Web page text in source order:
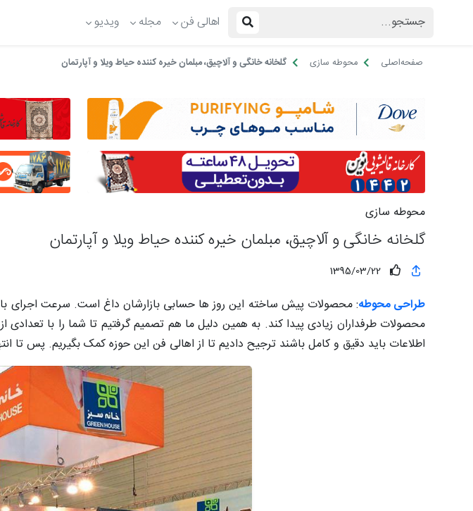
اهالی فن مجله ویدیو
صفحه‌اصلی محوطه سازی گلخانه خانگی و آلاچیق، مبلمان خیره کننده حیاط ویلا و آپارتمان
محوطه سازی
گلخانه خانگی و آلاچیق، مبلمان خیره کننده حیاط ویلا و آپارتمان
1395/03/22
طراحی محوطه: محصولات پیش ساخته این روز ها حسابی بازارشان داغ است. سرعت اجرای
محصولات طرفداران زیادی پیدا کند. به همین دلیل ما هم تصمیم گرفتیم تا شما را با تعدادی
اطلاعات باید دقیق و کامل باشند ترجیح دادیم تا از اهالی فن این حوزه کمک بگیریم. پس تا